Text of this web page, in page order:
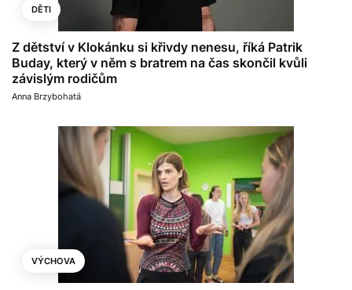
DĚTI
Z dětství v Klokánku si křivdy nenesu, říká Patrik
Buday, který v něm s bratrem na čas skončil kvůli
závislým rodičům
Anna Brzybohatá
VÝCHOVA